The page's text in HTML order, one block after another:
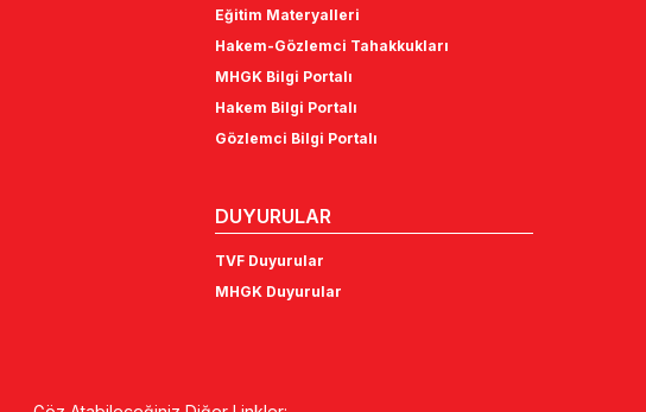
Eğitim Materyalleri
Hakem-Gözlemci Tahakkukları
MHGK Bilgi Portalı
Hakem Bilgi Portalı
Gözlemci Bilgi Portalı
DUYURULAR
TVF Duyurular
MHGK Duyurular